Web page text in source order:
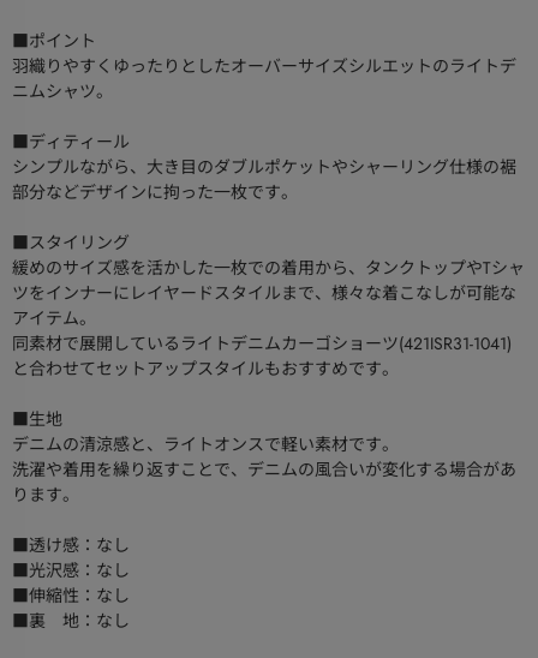
■ポイント
羽織りやすくゆったりとしたオーバーサイズシルエットのライトデ
ニムシャツ。
■ディティール
シンプルながら、大き目のダブルポケットやシャーリング仕様の裾
部分などデザインに拘った一枚です。
■スタイリング
緩めのサイズ感を活かした一枚での着用から、タンクトップやTシャ
ツをインナーにレイヤードスタイルまで、様々な着こなしが可能な
アイテム。
同素材で展開しているライトデニムカーゴショーツ(421ISR31-1041)
と合わせてセットアップスタイルもおすすめです。
■生地
デニムの清涼感と、ライトオンスで軽い素材です。
洗濯や着用を繰り返すことで、デニムの風合いが変化する場合があ
ります。
■透け感：なし
■光沢感：なし
■伸縮性：なし
■裏 地：なし